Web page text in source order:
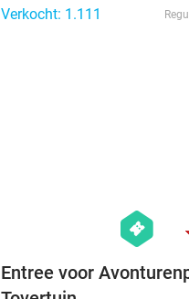
Verkocht: 1.111
hexagon
events
Entree voor